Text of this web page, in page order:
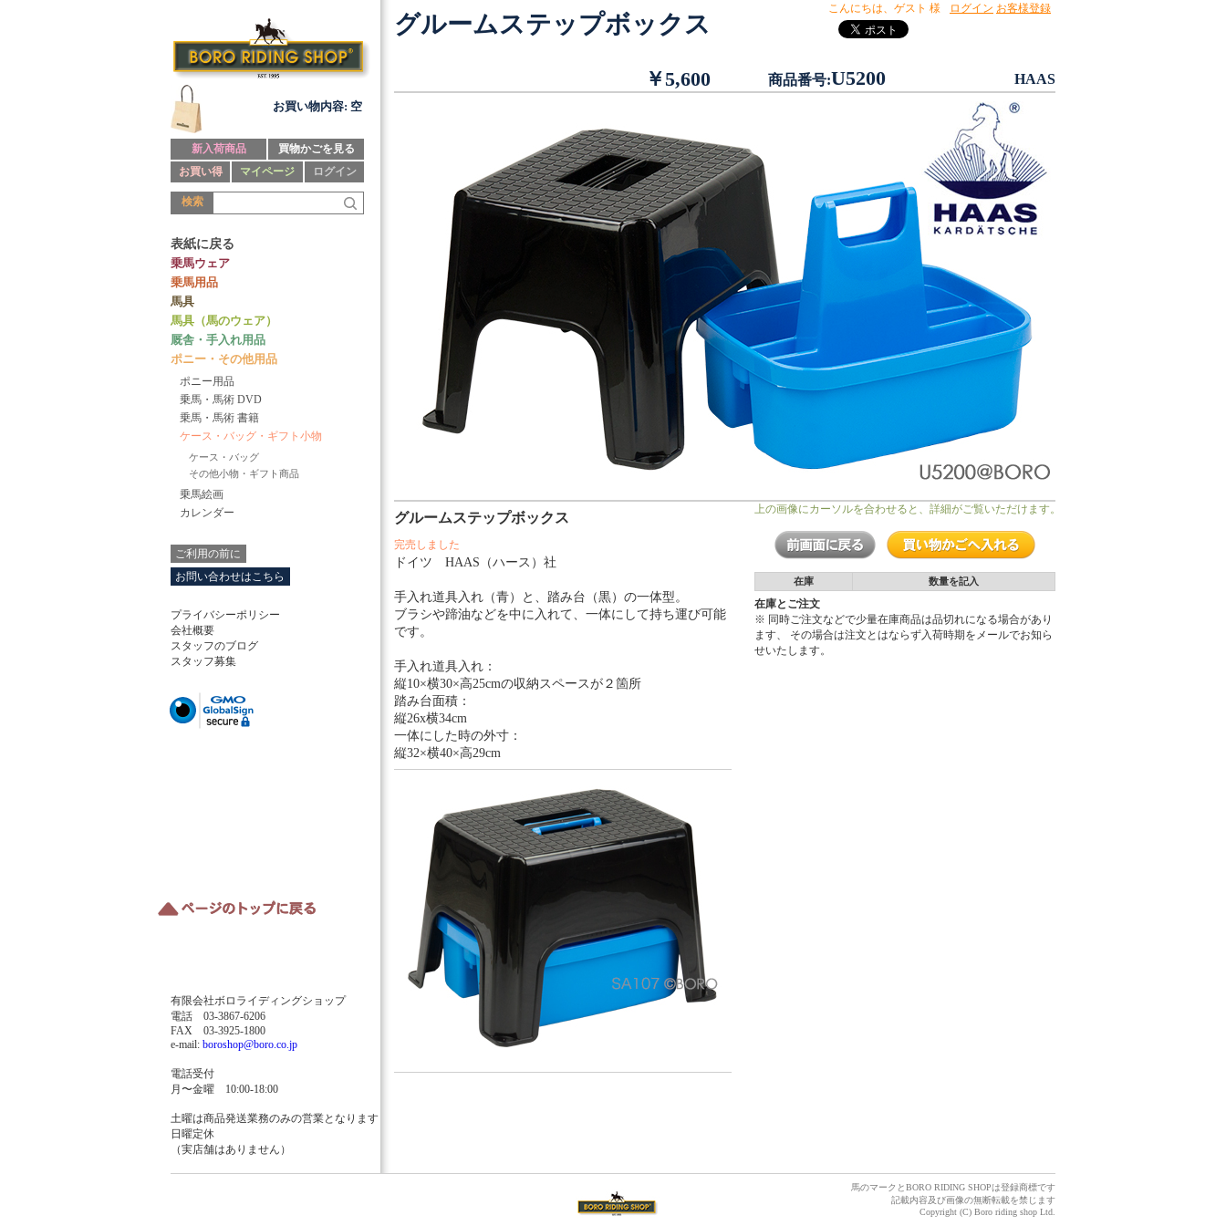
お買い物内容: 空
新入荷商品
買物かごを見る
お買い得
マイページ ログイン
検索
表紙に戻る
乗馬ウェア
乗馬用品
馬具
馬具（馬のウェア）
厩舎・手入れ用品
ポニー・その他用品
ポニー用品
乗馬・馬術 DVD
乗馬・馬術 書籍
ケース・バッグ・ギフト小物
ケース・バッグ
その他小物・ギフト商品
乗馬絵画
カレンダー
ご利用の前に
お問い合わせはこちら
プライバシーポリシー
会社概要
スタッフのブログ
スタッフ募集
グルームステップボックス
￥5,600 商品番号:U5200 HAAS
グルームステップボックス
完売しました
ドイツ HAAS（ハース）社
手入れ道具入れ（青）と、踏み台（黒）の一体型。
ブラシや蹄油などを中に入れて、一体にして持ち運び可能
です。
手入れ道具入れ：
縦10×横30×高25cmの収納スペースが２箇所
踏み台面積：
縦26x横34cm
一体にした時の外寸：
縦32×横40×高29cm
上の画像にカーソルを合わせると、詳細がご覧いただけます。
在庫 数量を記入
在庫とご注文
※ 同時ご注文などで少量在庫商品は品切れになる場合があり
ます、 その場合は注文とはならず入荷時期をメールでお知ら
せいたします。
馬のマークとBORO RIDING SHOPは登録商標です
記載内容及び画像の無断転載を禁じます
Copyright (C) Boro riding shop Ltd.
有限会社ボロライディングショップ
電話 03-3867-6206
FAX 03-3925-1800
e-mail: boroshop@boro.co.jp
電話受付
月〜金曜 10:00-18:00
土曜は商品発送業務のみの営業となります
日曜定休
（実店舗はありません）
こんにちは、 ゲスト 様 ログイン お客様登録